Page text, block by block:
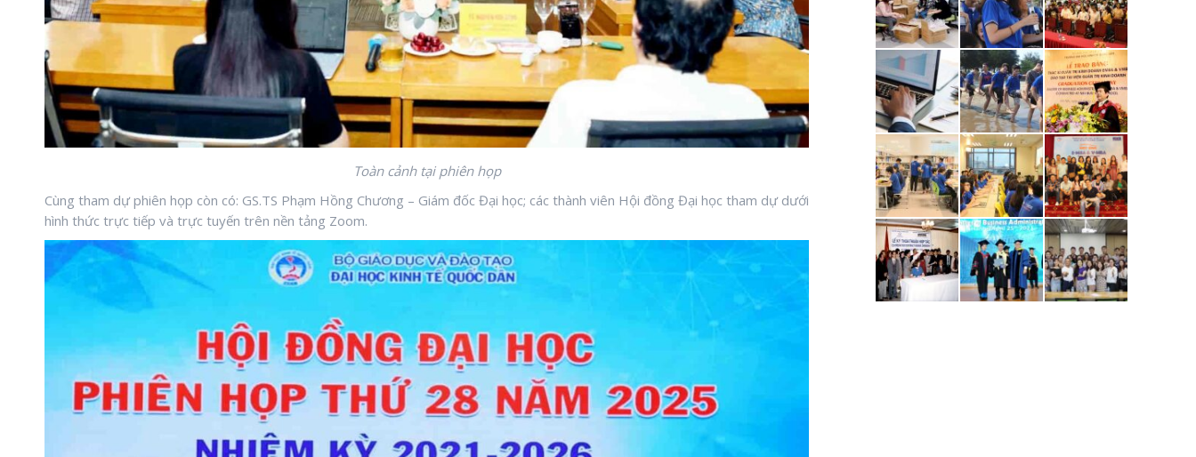
Toàn cảnh tại phiên họp
Cùng tham dự phiên họp còn có: GS.TS Phạm Hồng Chương – Giám đốc Đại học; các thành viên Hội đồng Đại học tham dự dưới
hình thức trực tiếp và trực tuyến trên nền tảng Zoom.